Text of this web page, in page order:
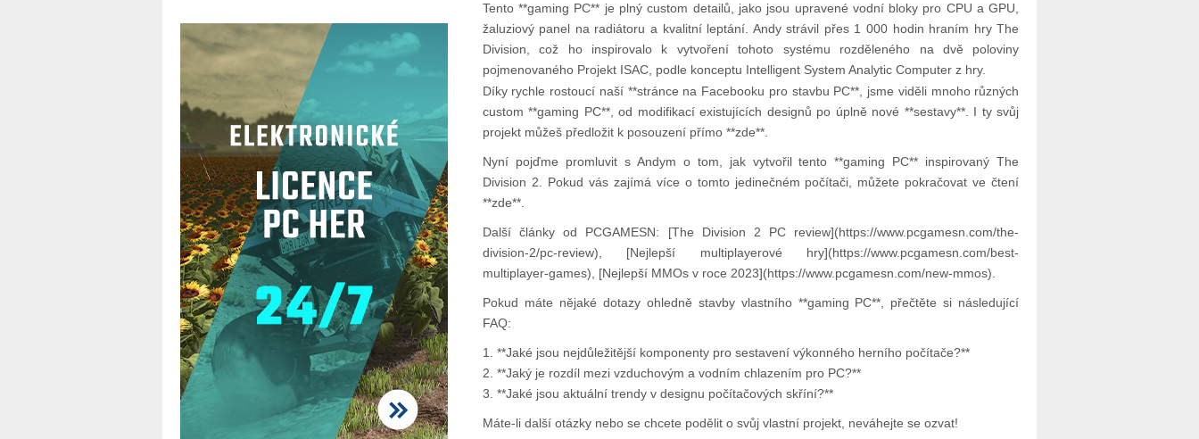
Tento **gaming PC** je plný custom detailů, jako jsou upravené vodní bloky pro CPU a GPU,
žaluziový panel na radiátoru a kvalitní leptání. Andy strávil přes 1 000 hodin hraním hry The
Division, což ho inspirovalo k vytvoření tohoto systému rozděleného na dvě poloviny
pojmenovaného Projekt ISAC, podle konceptu Intelligent System Analytic Computer z hry.
Díky rychle rostoucí naší **stránce na Facebooku pro stavbu PC**, jsme viděli mnoho různých
custom **gaming PC**, od modifikací existujících designů po úplně nové **sestavy**. I ty svůj
projekt můžeš předložit k posouzení přímo **zde**.
Nyní pojďme promluvit s Andym o tom, jak vytvořil tento **gaming PC** inspirovaný The
Division 2. Pokud vás zajímá více o tomto jedinečném počítači, můžete pokračovat ve čtení
**zde**.
Další články od PCGAMESN: [The Division 2 PC review](https://www.pcgamesn.com/the-
division-2/pc-review), [Nejlepší multiplayerové hry](https://www.pcgamesn.com/best-
multiplayer-games), [Nejlepší MMOs v roce 2023](https://www.pcgamesn.com/new-mmos).
Pokud máte nějaké dotazy ohledně stavby vlastního **gaming PC**, přečtěte si následující
FAQ:
1. **Jaké jsou nejdůležitější komponenty pro sestavení výkonného herního počítače?**
2. **Jaký je rozdíl mezi vzduchovým a vodním chlazením pro PC?**
3. **Jaké jsou aktuální trendy v designu počítačových skříní?**
Máte-li další otázky nebo se chcete podělit o svůj vlastní projekt, neváhejte se ozvat!